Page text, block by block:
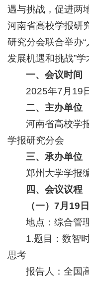
遇与挑战，促进两
河南省高校学报研
研究分会联合举办
发展机遇和挑战”
一、会议时间
2025年7月19
二、主办单位
河南省高校学
学报研究分会
三、承办单位
郑州大学学报
四、会议议程
（一）7月19
地点：综合管
1.题目：数智
思考
报告人：全国